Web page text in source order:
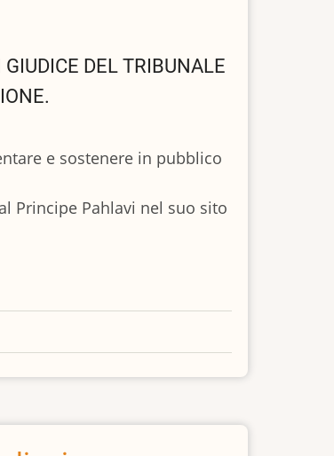
DEL TRIBUNALE
e sostenere in pubblico
Principe Pahlavi nel suo sito